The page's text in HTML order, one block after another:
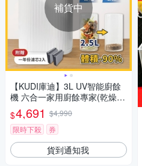
補貨中
【KUDI庫迪】3L UV智能廚餘
機 六合一家用廚餘專家(乾燥/
研磨/烘乾/UV/殺菌/一鍵清潔)
$4,691 $4,990
限時下殺
券
貨到通知我